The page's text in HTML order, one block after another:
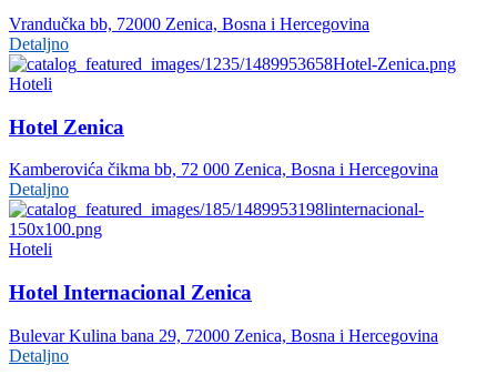
Vrandučka bb, 72000 Zenica, Bosna i Hercegovina
Detaljno
Hoteli
Hotel Zenica
Kamberovića čikma bb, 72 000 Zenica, Bosna i Hercegovina
Detaljno
Hoteli
Hotel Internacional Zenica
Bulevar Kulina bana 29, 72000 Zenica, Bosna i Hercegovina
Detaljno